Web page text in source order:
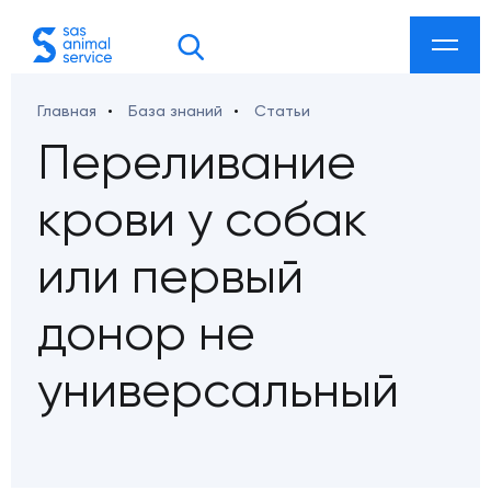
Главная База знаний Статьи
Переливание
крови у собак
или первый
донор не
универсальный